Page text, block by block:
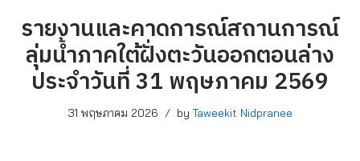
รายงานและคาดการณ์สถานการณ์
ลุ่มน้ำภาคใต้ฝั่งตะวันออกตอนล่าง
ประจำวันที่ 31 พฤษภาคม 2569
31 พฤษภาคม 2026 by Taweekit Nidpranee